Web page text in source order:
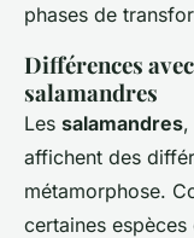
phases de
Différences
salamandres
Les salamandres,
affichent des
métamorphose.
certaines